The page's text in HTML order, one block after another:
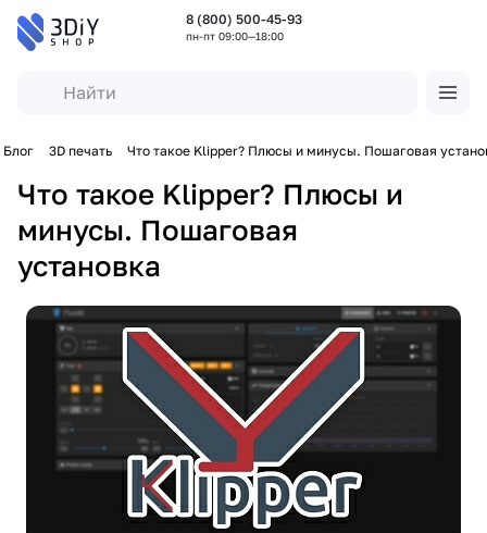
8 (800) 500-45-93
пн-пт 09:00—18:00
Блог 3D печать Что такое Klipper? Плюсы и минусы. Пошаговая
Что такое Klipper? Плюсы и
минусы. Пошаговая
установка